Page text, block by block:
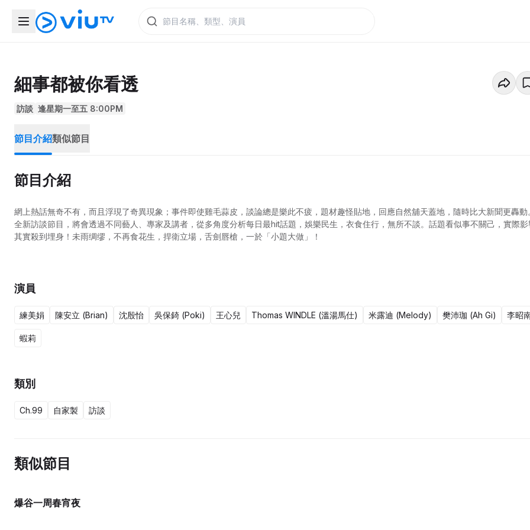
細事都被你看透
訪談 逢星期一至五 8:00PM
節目介紹類似節目
節目介紹
網上熱話無奇不有，而且浮現了奇異現象；事件即使雞毛蒜皮，談論總是樂此不疲，題材趣怪貼地，回應自然舖天蓋地，隨時比大新聞更轟動
全新訪談節目，將會透過不同藝人、專家及講者，從多角度分析每日最hit話題，娛樂民生，衣食住行，無所不談。話題看似事不關己，實際影
其實殺到埋身！未雨绸缪，不再食花生，捍衛立場，舌劍唇槍，一於「小題大做」！
演員
練美娟 陳安立 (Brian) 沈殷怡 吳保錡 (Poki) 王心兒 Thomas WINDLE (溫湯馬仕) 米露迪 (Melody) 樊沛珈 (Ah Gi) 李昭
蝦莉
類別
Ch.99 自家製 訪談
類似節目
爆谷一周春宵夜